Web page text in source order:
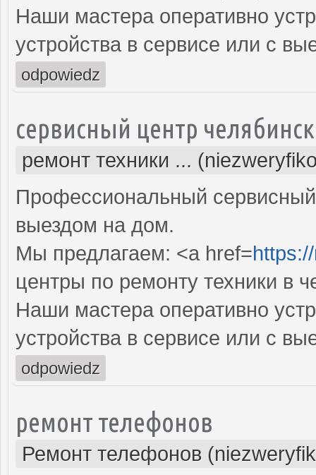
Наши мастера оперативно
устройства в сервисе или с
odpowiedz
сервисный центр
ремонт техники ...
Профессиональный
выездом на дом.
Мы предлагаем: <a href=
центры по ремонту техники в
Наши мастера оперативно
устройства в сервисе или с
odpowiedz
ремонт телефонов
Ремонт телефонов